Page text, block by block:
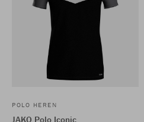
POLO HEREN
JAKO Polo Iconic